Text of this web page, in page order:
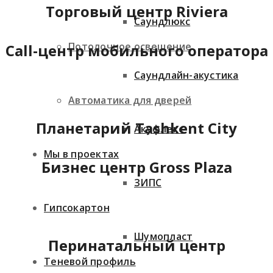
Потолочное освещение
Автоматика для дверей
Мы в проектах
Гипсокартон
Теневой профиль
Саундлюкс
Саундлайн-акустика
Акуфлекс
ЗИПС
Шумопласт
Торговый центр Riviera
Call-центр мобильного оператора
Планетарий Tashkent City
Бизнес центр Gross Plaza
Перинатальный центр